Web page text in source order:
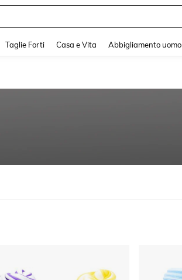
Taglie Forti Casa e Vita Abbigliamento uomo